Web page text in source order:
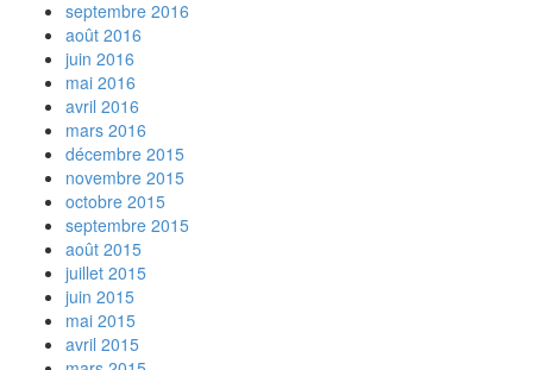
septembre 2016
août 2016
juin 2016
mai 2016
avril 2016
mars 2016
décembre 2015
novembre 2015
octobre 2015
septembre 2015
août 2015
juillet 2015
juin 2015
mai 2015
avril 2015